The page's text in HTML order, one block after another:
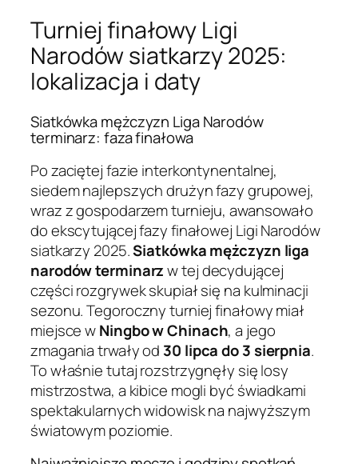
Turniej finałowy Ligi
Narodów siatkarzy 2025:
lokalizacja i daty
Siatkówka mężczyzn Liga Narodów
terminarz: faza finałowa
Po zaciętej fazie interkontynentalnej,
siedem najlepszych drużyn fazy grupowej,
wraz z gospodarzem turnieju, awansowało
do ekscytującej fazy finałowej Ligi Narodów
siatkarzy 2025.Siatkówka mężczyzn liga
narodów terminarzw tej decydującej
części rozgrywek skupiał się na kulminacji
sezonu. Tegoroczny turniej finałowy miał
miejsce wNingbo w Chinach, a jego
zmagania trwały od 30 lipca do 3 sierpnia.
To właśnie tutaj rozstrzygnęły się losy
mistrzostwa, a kibice mogli być świadkami
spektakularnych widowisk na najwyższym
światowym poziomie.